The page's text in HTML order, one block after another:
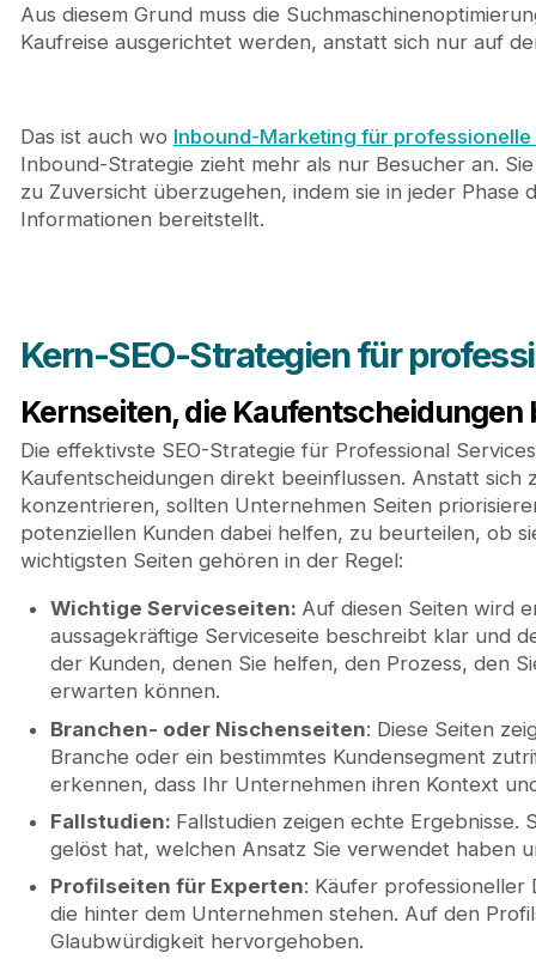
Aus diesem Grund muss die
Kaufreise ausgerichtet werden, anstatt sich nur auf
Das ist auch wo Inbound-Marketing für professionelle
Inbound-Strategie zieht mehr als nur Besucher an.
zu Zuversicht überzugehen, indem sie in jeder Phase
Informationen bereitstellt.
Kern-SEO-Strategien für
Kernseiten, die Kaufentscheidungen
Die effektivste SEO-Strategie für Professional
Kaufentscheidungen direkt beeinflussen. Anstatt sich
konzentrieren, sollten Unternehmen Seiten
potenziellen Kunden dabei helfen, zu beurteilen, ob
wichtigsten Seiten gehören in der Regel:
Wichtige Serviceseiten: Auf diesen Seiten wird
aussagekräftige Serviceseite beschreibt klar und
der Kunden, denen Sie helfen, den Prozess, den
erwarten können.
Branchen- oder Nischenseiten: Diese Seiten
Branche oder ein bestimmtes Kundensegment
erkennen, dass Ihr Unternehmen ihren Kontext
Fallstudien: Fallstudien zeigen echte Ergebnisse.
gelöst hat, welchen Ansatz Sie verwendet haben
Profilseiten für Experten: Käufer professioneller
die hinter dem Unternehmen stehen. Auf den
Glaubwürdigkeit hervorgehoben.